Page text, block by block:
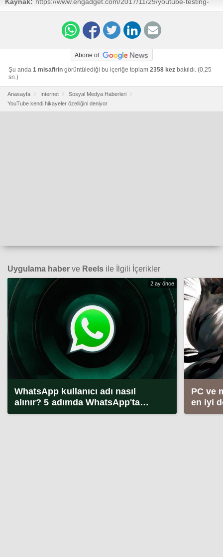
Kaynak: https://www.engadget.com/2017/11/29/youtube-testing-
own-version-stories/
Abone ol
Şu anda 1 misafirin görüntülediği bu içeriğe toplam 2358 kez bakıldı. (0,25
sn.)
Anasayfa Internet
Sosyal Medya Haberleri
YouTube kendi hikayeler özelliğini deniyor
Uygulama haber ve Reels ile İlgili İçerikler
2 ay önce
WhatsApp kullanıcı adı nasıl
alınır? 5 adımda WhatsApp'ta
kullanıcı adı alma (2026)
PC ve
en iyi